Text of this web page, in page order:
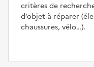
critères de
d’objet à réparer
chaussures, vélo…).